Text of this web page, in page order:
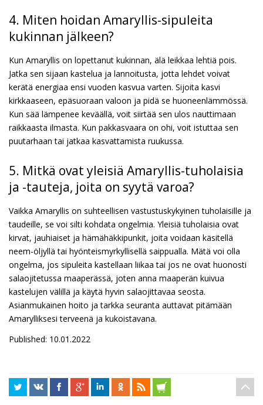
4. Miten hoidan Amaryllis-sipuleita
kukinnan jälkeen?
Kun Amaryllis on lopettanut kukinnan, älä leikkaa lehtiä pois.
Jatka sen sijaan kastelua ja lannoitusta, jotta lehdet voivat
kerätä energiaa ensi vuoden kasvua varten. Sijoita kasvi
kirkkaaseen, epäsuoraan valoon ja pidä se huoneenlämmössä.
Kun sää lämpenee keväällä, voit siirtää sen ulos nauttimaan
raikkaasta ilmasta. Kun pakkasvaara on ohi, voit istuttaa sen
puutarhaan tai jatkaa kasvattamista ruukussa.
5. Mitkä ovat yleisiä Amaryllis-tuholaisia
ja -tauteja, joita on syytä varoa?
Vaikka Amaryllis on suhteellisen vastustuskykyinen tuholaisille ja
taudeille, se voi silti kohdata ongelmia. Yleisiä tuholaisia ovat
kirvat, jauhiaiset ja hämähäkkipunkit, joita voidaan käsitellä
neem-öljyllä tai hyönteismyrkyllisellä saippualla. Mätä voi olla
ongelma, jos sipuleita kastellaan liikaa tai jos ne ovat huonosti
salaojitetussa maaperässä, joten anna maaperän kuivua
kastelujen välillä ja käytä hyvin salaojittavaa seosta.
Asianmukainen hoito ja tarkka seuranta auttavat pitämään
Amarylliksesi terveenä ja kukoistavana.
Published: 10.01.2022